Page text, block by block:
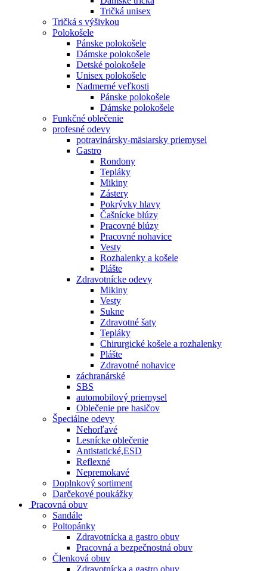
Tričká unisex
Tričká s výšivkou
Polokošele
Pánske polokošele
Dámske polokošele
Detské polokošele
Unisex polokošele
Nadmerné veľkosti
Pánske polokošele
Dámske polokošele
Funkčné oblečenie
profesné odevy
potravinársky-mäsiarsky priemysel
Gastro
Rondony
Tepláky
Mikiny
Zástery
Pokrývky hlavy
Čašnícke blúzy
Pracovné blúzy
Pracovné nohavice
Vesty
Rozhalenky a košele
Plášte
Zdravotnícke odevy
Mikiny
Vesty
Sukne
Zdravotné šaty
Tepláky
Chirurgické košele a rozhalenky
Plášte
Zdravotné nohavice
záchranárské
SBS
automobilový priemysel
Oblečenie pre hasičov
Špeciálne odevy
Nehorľavé
Lesnícke oblečenie
Antistatické,ESD
Reflexné
Nepremokavé
Doplnkový sortiment
Darčekové poukážky
Pracovná obuv
Sandále
Poltopánky
Zdravotnícka a gastro obuv
Pracovná a bezpečnostná obuv
Členková obuv
Zdravotnícka a gastro obuv